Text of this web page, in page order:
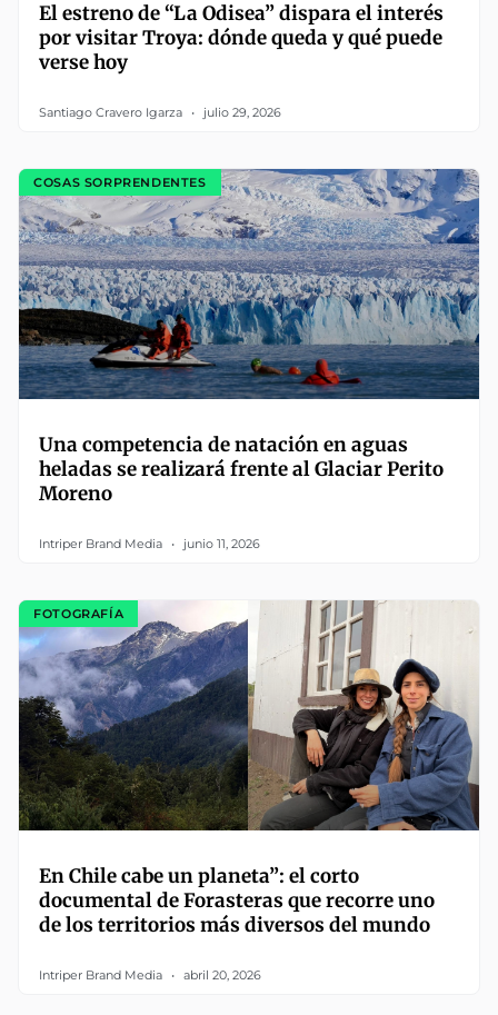
El estreno de “La Odisea” dispara el interés
por visitar Troya: dónde queda y qué puede
verse hoy
Santiago Cravero Igarza julio 29, 2026
COSAS SORPRENDENTES
Una competencia de natación en aguas
heladas se realizará frente al Glaciar Perito
Moreno
Intriper Brand Media junio 11, 2026
FOTOGRAFÍA
En Chile cabe un planeta”: el corto
documental de Forasteras que recorre uno
de los territorios más diversos del mundo
Intriper Brand Media abril 20, 2026